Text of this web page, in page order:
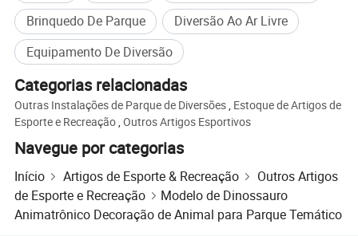
Nossas vantagens
Brinquedo De Parque
Diversão Ao Ar Livre
Equipamento De Diversão
Categorias relacionadas
Outras Instalações de Parque de Diversões, Estoque de Artigos de
Esporte e Recreação,Outros Artigos Esportivos
Navegue por categorias
Início Artigos de Esporte & Recreação
Outros Artigos
de Esporte e Recreação
Modelo de Dinossauro
Animatrônico Decoração de Animal para Parque Temático